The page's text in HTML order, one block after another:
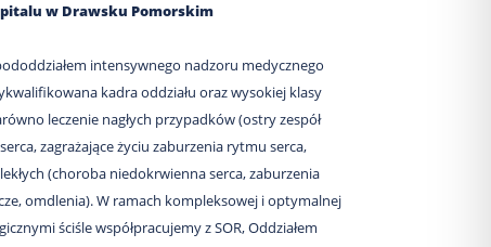
w Drawsku Pomorskim
intensywnego nadzoru medycznego
kadra oddziału oraz wysokiej klasy
leczenie nagłych przypadków (ostry zespół
zagrażające życiu zaburzenia rytmu serca,
(choroba niedokrwienna serca, zaburzenia
omdlenia). W ramach kompleksowej i optymalnej
ściśle współpracujemy z SOR, Oddziałem